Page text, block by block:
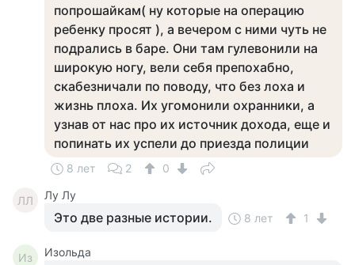
попрошайкам( ну которые на операцию
ребенку просят ), а вечером с ними чуть не
подрались в баре. Они там гулевонили на
широкую ногу, вели себя препохабно,
скабезничали по поводу, что без лоха и
жизнь плоха. Их угомонили охранники, а
узнав от нас про их источник дохода, еще и
попинать их успели до приезда полиции
8 лет 2 0
ЛЛ Лу Лу
Это две разные истории. 8 лет 1
Из Изольда